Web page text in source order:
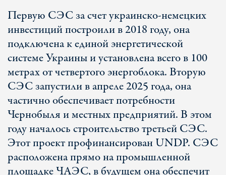
Первую СЭС за счет украинско-немецких
инвестиций построили в 2018 году, она
подключена к единой энергетической
системе Украины и установлена всего в 100
метрах от четвертого энергоблока. Вторую
СЭС запустили в апреле 2025 года, она
частично обеспечивает потребности
Чернобыля и местных предприятий. В этом
году началось строительство третьей СЭС.
Этот проект профинансирован UNDP. СЭС
расположена прямо на промышленной
площадке ЧАЭС, в будущем она обеспечит